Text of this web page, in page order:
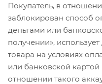
Покупатель, в
заблокирован способ
деньгами или
получении»,
товара на условиях
или банковской картой
отношении такого